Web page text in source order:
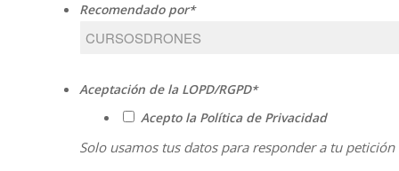
Recomendado por*
Aceptación de la LOPD/RGPD*
Acepto la Política de Privacidad
Solo usamos tus datos para responder a tu